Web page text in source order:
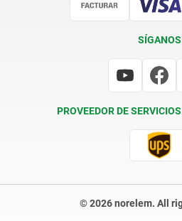
SÍGANOS
PROVEEDOR DE
© 2026 norelem. All